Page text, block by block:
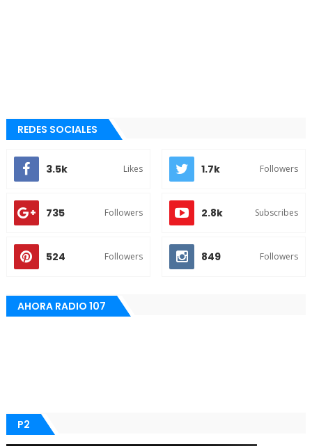
REDES SOCIALES
3.5k Likes 1.7k Followers
735 Followers 2.8k Subscribes
524 Followers 849 Followers
AHORA RADIO 107
P2